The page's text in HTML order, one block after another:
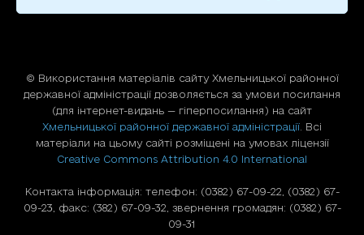
© Використання матерiалiв сайту Хмельницької районної
державної адміністрації дозволяється за умови посилання
(для iнтернет-видань — гiперпосилання) на сайт
Хмельницької районної державної адміністрації . Всі
матеріали на цьому сайті розміщені на умовах ліцензії
Creative Commons Attribution 4.0 International
Контакта інформація: телефон: (0382) 67-09-22, (0382) 67-
09-23, факс: (382) 67-09-32, звернення громадян: (0382) 67-
09-31